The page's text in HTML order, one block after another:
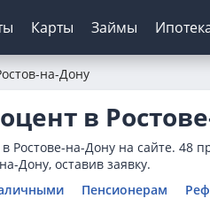
Карты Займы
отказа
ипотеки
на-Дону
в
Ростове-на-Дону на сайте.
Дону, оставив заявку.
Пенсионерам